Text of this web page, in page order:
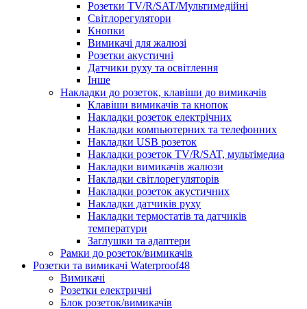
Розетки TV/R/SAT/Мультимедійні
Світлорегулятори
Кнопки
Вимикачі для жалюзі
Розетки акустичні
Датчики руху та освітлення
Інше
Накладки до розеток, клавіши до вимикачів
Клавіши вимикачів та кнопок
Накладки розеток електрічних
Накладки компьютерних та телефонних
Накладки USB розеток
Накладки розеток TV/R/SAT, мультімедиа
Накладки вимикачів жалюзи
Накладки світлорегуляторів
Накладки розеток акустичних
Накладки датчиків руху
Накладки термостатів та датчиків
температури
Заглушки та адаптери
Рамки до розеток/вимикачів
Розетки та вимикачі Waterproof48
Вимикачі
Розетки електричні
Блок розеток/вимикачів